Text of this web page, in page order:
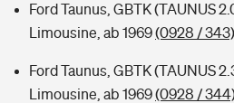
Sie haben Fragen?
Ford Taunus, GBTK (TAUNUS
Limousine, ab 1969(0928 / 343)
Ford Taunus, GBTK (TAUNUS
Limousine, ab 1969(0928 /